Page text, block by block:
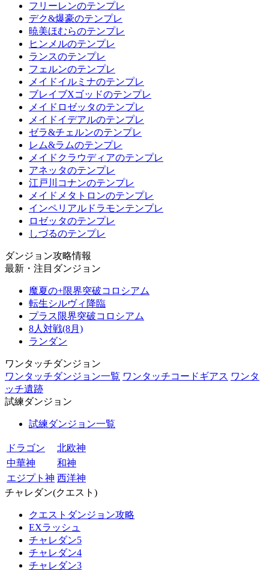
フリーレンのテンプレ
デク&爆豪のテンプレ
暁美ほむらのテンプレ
ヒンメルのテンプレ
ランスのテンプレ
フェルンのテンプレ
メイドイルミナのテンプレ
ブレイブXゴッドのテンプレ
メイドロゼッタのテンプレ
メイドイデアルのテンプレ
ゼラ&チェルンのテンプレ
レム&ラムのテンプレ
メイドクラウディアのテンプレ
アネッタのテンプレ
江戸川コナンのテンプレ
メイドメタトロンのテンプレ
インペリアルドラモンテンプレ
ロゼッタのテンプレ
しづるのテンプレ
ダンジョン攻略情報
最新・注目ダンジョン
魔夏の+限界突破コロシアム
転生シルヴィ降臨
プラス限界突破コロシアム
8人対戦(8月)
ランダン
ワンタッチダンジョン
ワンタッチダンジョン一覧 ワンタッチコードギアス ワンタ
ッチ遺跡
試練ダンジョン
試練ダンジョン一覧
ドラゴン
北欧神
中華神
和神
エジプト神 西洋神
チャレダン(クエスト)
クエストダンジョン攻略
EXラッシュ
チャレダン5
チャレダン4
チャレダン3